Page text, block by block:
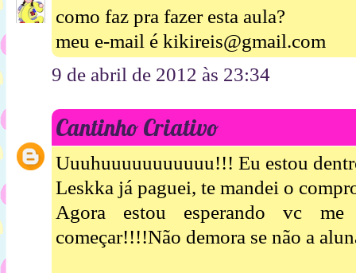
como faz pra fazer esta aula?
meu e-mail é kikireis@gmail.com
9 de abril de 2012 às 23:34
Cantinho Criativo
Uuuhuuuuuuuuuuu!!! Eu estou
Leskka já paguei, te mandei o
Agora estou esperando vc
começar!!!!Não demora se não a